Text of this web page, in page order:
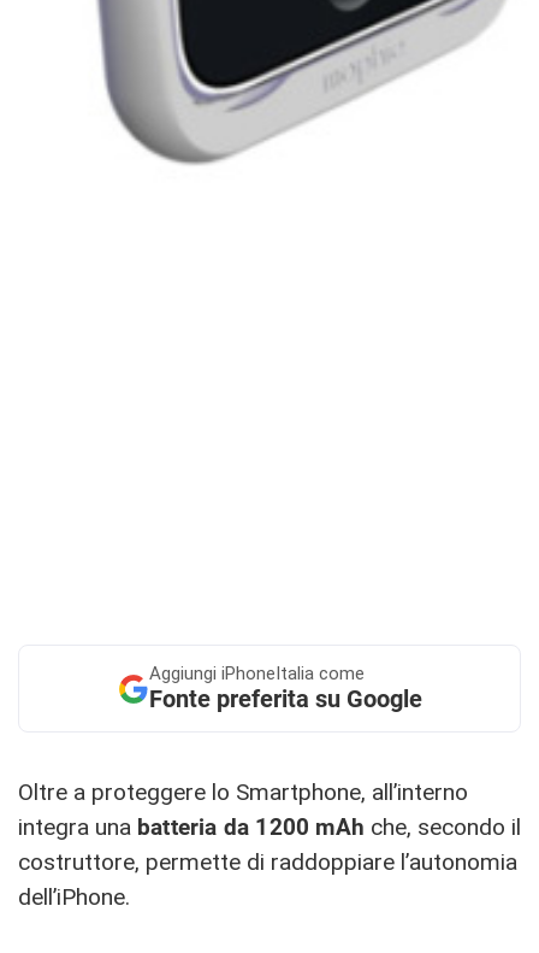
Aggiungi iPhoneItalia come
Fonte preferita su Google
Oltre a proteggere lo Smartphone, all’interno
integra una batteria da 1200 mAh che, secondo il
costruttore, permette di raddoppiare l’autonomia
dell’iPhone.